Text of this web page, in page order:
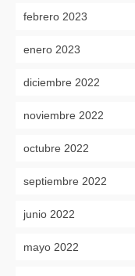
febrero 2023
enero 2023
diciembre 2022
noviembre 2022
octubre 2022
septiembre 2022
junio 2022
mayo 2022